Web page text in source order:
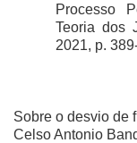
Processo
Teoria dos
2021, p.
Sobre o desvio de
Celso Antonio